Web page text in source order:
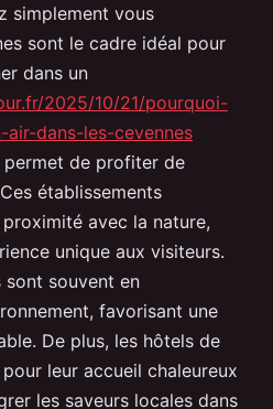
simplement vous
sont le cadre idéal pour
dans un
2025/10/21/pourquoi-
dans-les-cevennes
de profiter de
établissements
avec la nature,
unique aux visiteurs.
sont souvent en
favorisant une
De plus, les hôtels de
leur accueil chaleureux
les saveurs locales dans